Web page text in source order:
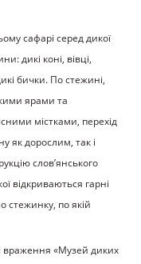
сафарі серед дикої
дикі коні, вівці,
бички. По стежині,
ярами та
містками, перехід
як дорослим, так і
слов’янського
відкриваються гарні
стежинку, по якій
враження «Музей диких